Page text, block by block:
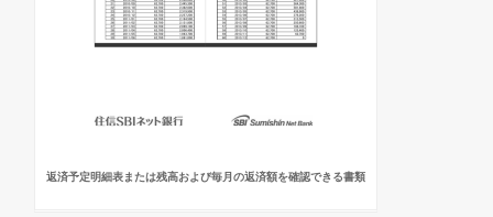
返済予定明細表または残高および毎月の返済額を確認できる書類